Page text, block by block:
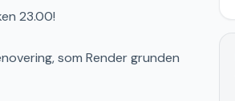
23.00!
som Render grunden